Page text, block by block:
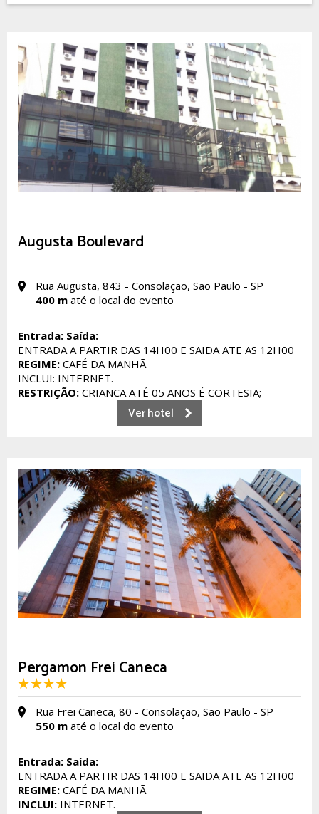
Augusta Boulevard
Rua Augusta, 843 - Consolação, São Paulo - SP
400 m até o local do evento
Entrada: Saída:
ENTRADA A PARTIR DAS 14H00 E SAIDA ATE AS 12H00
REGIME: CAFÉ DA MANHÃ
INCLUI: INTERNET.
RESTRIÇÃO: CRIANCA ATÉ 05 ANOS É CORTESIA;
Ver hotel
Pergamon Frei Caneca
Rua Frei Caneca, 80 - Consolação, São Paulo - SP
550 m até o local do evento
Entrada: Saída:
ENTRADA A PARTIR DAS 14H00 E SAIDA ATE AS 12H00
REGIME: CAFÉ DA MANHÃ
INCLUI: INTERNET.